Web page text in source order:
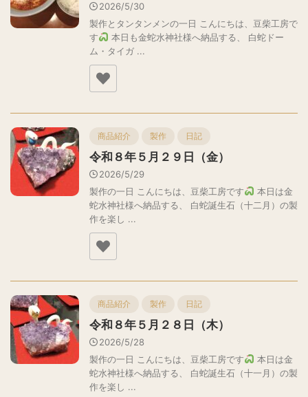
2026/5/30
製作とタンタンメンの一日 こんにちは、豆柴工房で
す
本日も金蛇水神社様へ納品する、 白蛇ドー
ム・タイガ ...
商品紹介 製作 日記
令和８年５月２９日（金）
2026/5/29
製作の一日 こんにちは、豆柴工房です
本日は金
蛇水神社様へ納品する、 白蛇誕生石（十二月）の製
作を楽し ...
商品紹介 製作 日記
令和８年５月２８日（木）
2026/5/28
製作の一日 こんにちは、豆柴工房です
本日は金
蛇水神社様へ納品する、 白蛇誕生石（十一月）の製
作を楽し ...